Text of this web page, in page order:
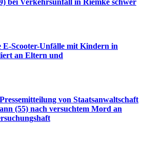
bei Verkehrsunfall in Riemke schwer
Scooter-Unfälle mit Kindern in
an Eltern und
von Staatsanwaltschaft
(55) nach versuchtem Mord an